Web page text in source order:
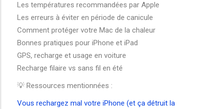
Les températures recommandées par Apple
Les erreurs à éviter en période de canicule
Comment protéger votre Mac de la chaleur
Bonnes pratiques pour iPhone et iPad
GPS, recharge et usage en voiture
Recharge filaire vs sans fil en été
💡 Ressources mentionnées :
Vous rechargez mal votre iPhone (et ça détruit la